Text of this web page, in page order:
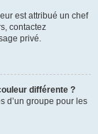
est attribué un chef
contactez
privé.
différente ?
d’un groupe pour les